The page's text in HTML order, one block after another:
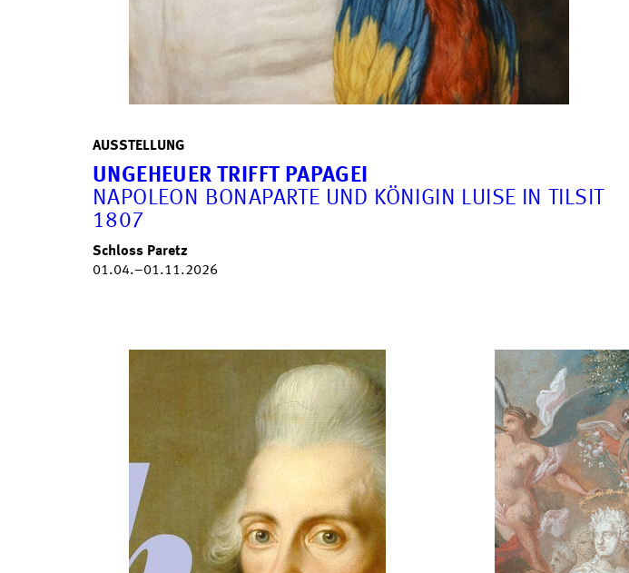
AUSSTELLUNG
UNGEHEUER TRIFFT PAPAGEI
NAPOLEON BONAPARTE UND KÖNIGIN LUISE IN TILSIT
1807
Schloss Paretz
01.04.–01.11.2026